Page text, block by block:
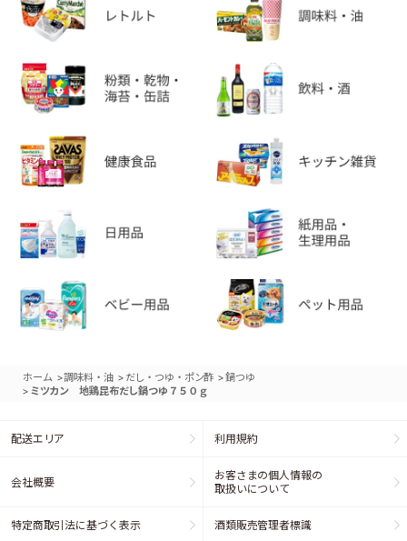
ホーム >調味料・油 > だし・つゆ・ポン酢 >鍋つゆ
> ミツカン 地鶏昆布だし鍋つゆ７５０ｇ
配送エリア 利用規約
会社概要
お客さまの個人情報の
取扱いについて
特定商取引法に基づく表示 酒類販売管理者標識